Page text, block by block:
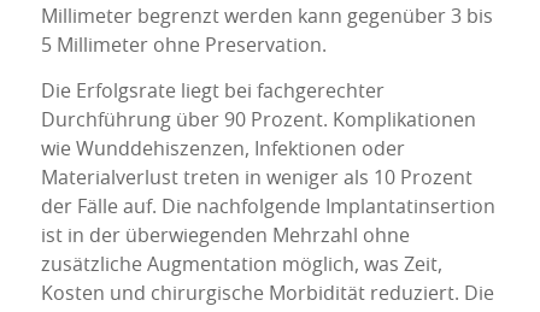
Millimeter begrenzt werden kann gegenüber 3 bis
5 Millimeter ohne Preservation.
Die Erfolgsrate liegt bei fachgerechter
Durchführung über 90 Prozent. Komplikationen
wie Wunddehiszenzen, Infektionen oder
Materialverlust treten in weniger als 10 Prozent
der Fälle auf. Die nachfolgende Implantatinsertion
ist in der überwiegenden Mehrzahl ohne
zusätzliche Augmentation möglich, was Zeit,
Kosten und chirurgische Morbidität reduziert. Die